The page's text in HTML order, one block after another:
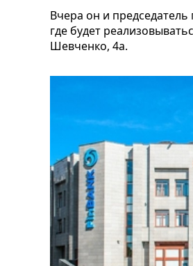
Вчера он и
где будет
Шевченко, 4а.